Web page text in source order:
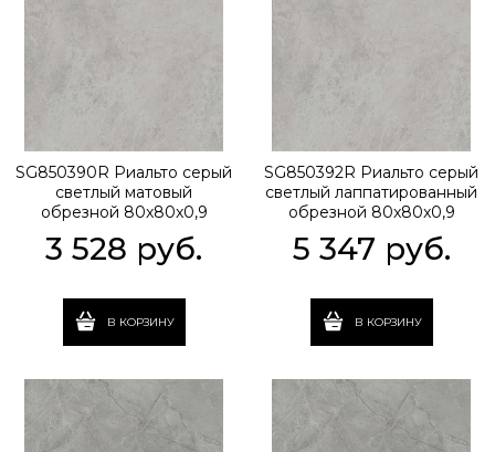
SG850390R Риальто серый
светлый матовый
обрезной 80x80x0,9
3 528 руб.
В КОРЗИНУ
SG850392R Риальто серый
светлый лаппатированный
обрезной 80x80x0,9
5 347 руб.
В КОРЗИНУ